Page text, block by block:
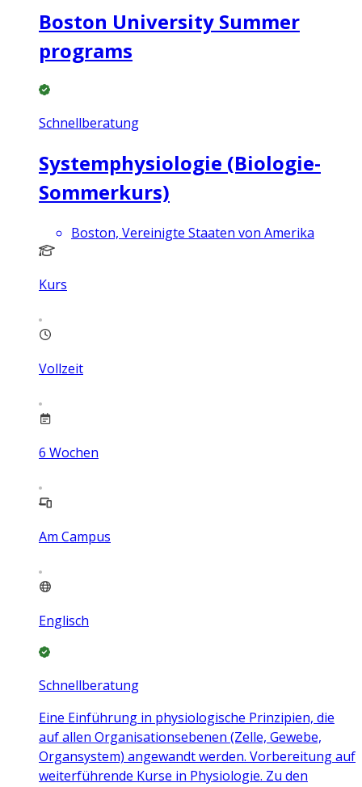
Boston University Summer
programs
Schnellberatung
Systemphysiologie (Biologie-
Sommerkurs)
Boston, Vereinigte Staaten von Amerika
Kurs
Vollzeit
6 Wochen
Am Campus
Englisch
Schnellberatung
Eine Einführung in physiologische Prinzipien, die
auf allen Organisationsebenen (Zelle, Gewebe,
Organsystem) angewandt werden. Vorbereitung auf
weiterführende Kurse in Physiologie. Zu den